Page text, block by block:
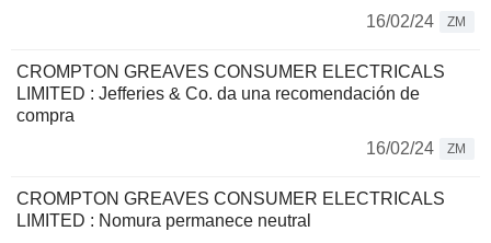
16/02/24
ZM
CROMPTON GREAVES CONSUMER ELECTRICALS
LIMITED : Jefferies & Co. da una recomendación de
compra
16/02/24
ZM
CROMPTON GREAVES CONSUMER ELECTRICALS
LIMITED : Nomura permanece neutral